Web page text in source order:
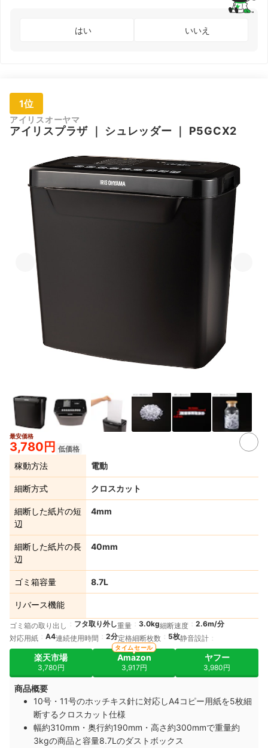
はい いいえ
1位
アイリスオーヤマ
アイリスプラザ シュレッダー P5GCX2
最安価格
3,780円 低価格
稼動方法 電動
細断方式 クロスカット
細断した紙片の短
辺
4mm
細断した紙片の長
辺
40mm
ゴミ箱容量 8.7L
リバース機能
ゴミ箱の取り出し フタ取り外し重量 3.0kg細断速度
2.6m/分
対応用紙
A4連続使用時間 2分定格細断枚数 5枚静音設計
楽天市場
3,780円
Amazon
3,917円
タイムセール
ヤフー
3,980円
商品概要
10号・11号のホッチキス針に対応しA4コピー用紙を5枚細
断するクロスカット仕様
幅約310mm・奥行約190mm・高さ約300mmで重量約
3kgの商品と容量8.7Lのダストボックス